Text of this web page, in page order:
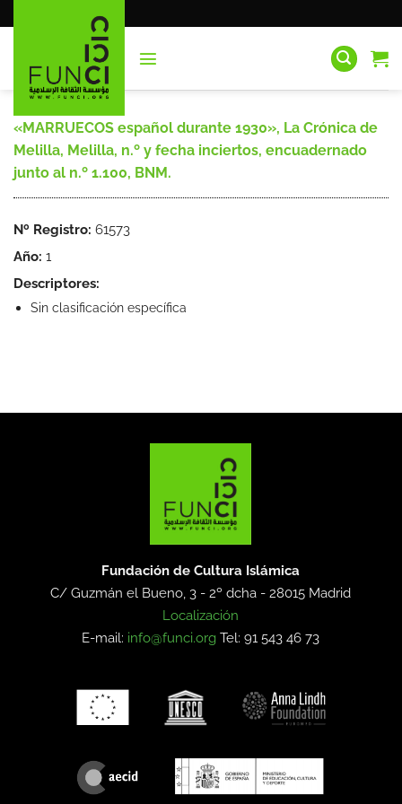
al
«MARRUECOS español durante 1930», La Crónica de
Melilla, Melilla, n.º y fecha inciertos, encuadernado
junto al n.º 1.100, BNM.
Nº Registro: 61573
Año: 1
Descriptores:
Sin clasificación específica
Fundación de Cultura Islámica
C/ Guzmán el Bueno, 3 - 2º dcha -28015 Madrid
Localización
E-mail: info@funci.org Tel: 91 543 46 73